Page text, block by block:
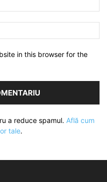
in this browser for the
a reduce spamul. Află cum
tale.